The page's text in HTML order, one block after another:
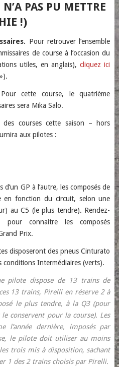
PAS PU METTRE
!)
Pour retrouver l’ensemble
de course à l’occasion du
utiles, en anglais),cliquez ici
cette course, le quatrième
sera Mika Salo.
des courses cette saison – hors
aux pilotes :
GP à l’autre, les composés de
en fonction du circuit, selon une
au C5 (le plus tendre). Rendez-
connaitre les composés
Prix.
disposeront des pneus Cinturato
Intermédiaires (verts).
pilote dispose de 13 trains de
13 trains, Pirelli en réserve 2 à
le plus tendre, à la Q3 (pour
conservent pour la course). Les
l’année dernière, imposés par
le pilote doit utiliser au moins
trois mis à disposition, sachant
1 des 2 trains choisis par Pirelli.